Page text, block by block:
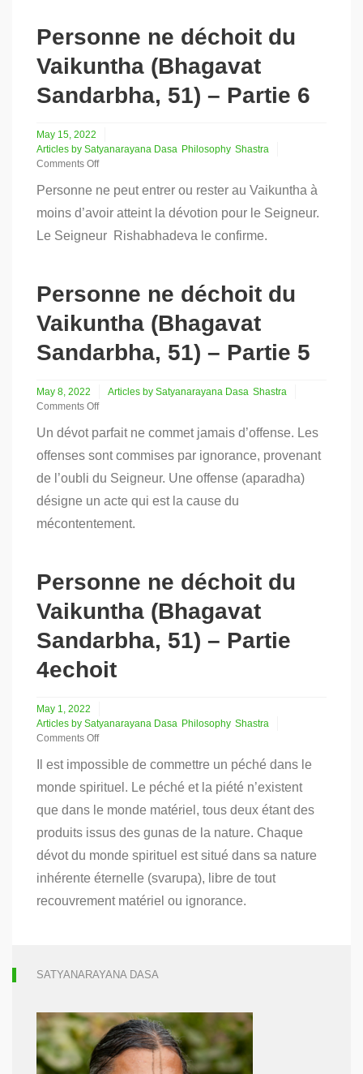
–
Partie
7
Personne ne déchoit du
Vaikuntha (Bhagavat
Sandarbha, 51) – Partie 6
May 15, 2022
Articles by Satyanarayana Dasa Philosophy Shastra
Comments Off
Personne
du
51)
Partie
Personne ne peut entrer ou rester au Vaikuntha à
moins d’avoir atteint la dévotion pour le Seigneur.
Le Seigneur Rishabhadeva le confirme.
Personne ne déchoit du
Vaikuntha (Bhagavat
Sandarbha, 51) – Partie 5
May 8, 2022 Articles by Satyanarayana Dasa Shastra
Comments Off
Personne
ne
du
Vaikuntha
(Bhagavat
Sandarbha,
Un dévot parfait ne commet jamais d’offense. Les
offenses sont commises par ignorance, provenant
de l’oubli du Seigneur. Une offense (aparadha)
désigne un acte qui est la cause du
mécontentement.
Personne ne déchoit du
Vaikuntha (Bhagavat
Sandarbha, 51) – Partie
4echoit
May 1, 2022
Articles by Satyanarayana Dasa Philosophy Shastra
Comments Off
Personne
du
Vaikuntha
(Bhagavat
Sandarbha,
–
Partie
Il est impossible de commettre un péché dans le
monde spirituel. Le péché et la piété n’existent
que dans le monde matériel, tous deux étant des
produits issus des gunas de la nature. Chaque
dévot du monde spirituel est situé dans sa nature
inhérente éternelle (svarupa), libre de tout
recouvrement matériel ou ignorance.
SATYANARAYANA DASA